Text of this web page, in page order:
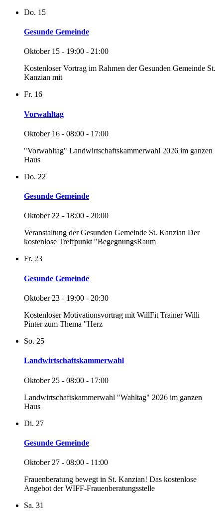
Do. 15
Gesunde Gemeinde
Oktober 15 - 19:00 - 21:00
Kostenloser Vortrag im Rahmen der Gesunden Gemeinde St.
Kanzian mit
Fr. 16
Vorwahltag
Oktober 16 - 08:00 - 17:00
"Vorwahltag" Landwirtschaftskammerwahl 2026 im ganzen
Haus
Do. 22
Gesunde Gemeinde
Oktober 22 - 18:00 - 20:00
Veranstaltung der Gesunden Gemeinde St. Kanzian Der
kostenlose Treffpunkt "BegegnungsRaum
Fr. 23
Gesunde Gemeinde
Oktober 23 - 19:00 - 20:30
Kostenloser Motivationsvortrag mit WillFit Trainer Willi
Pinter zum Thema "Herz
So. 25
Landwirtschaftskammerwahl
Oktober 25 - 08:00 - 17:00
Landwirtschaftskammerwahl "Wahltag" 2026 im ganzen
Haus
Di. 27
Gesunde Gemeinde
Oktober 27 - 08:00 - 11:00
Frauenberatung bewegt in St. Kanzian! Das kostenlose
Angebot der WIFF-Frauenberatungsstelle
Sa. 31